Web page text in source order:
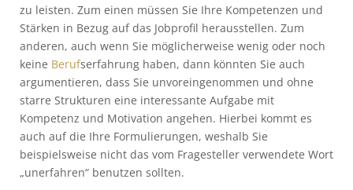
zu leisten. Zum einen müssen Sie Ihre Kompetenzen und
Stärken in Bezug auf das Jobprofil herausstellen. Zum
anderen, auch wenn Sie möglicherweise wenig oder noch
keine Berufserfahrung haben, dann könnten Sie auch
argumentieren, dass Sie unvoreingenommen und ohne
starre Strukturen eine interessante Aufgabe mit
Kompetenz und Motivation angehen. Hierbei kommt es
auch auf die Ihre Formulierungen, weshalb Sie
beispielsweise nicht das vom Fragesteller verwendete Wort
„unerfahren“ benutzen sollten.